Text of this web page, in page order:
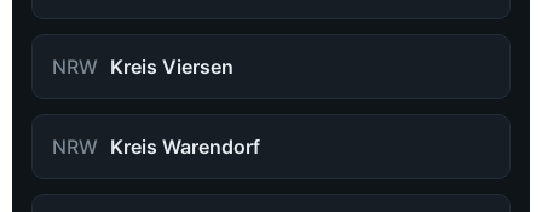
NRW Kreis Viersen
NRW Kreis Warendorf